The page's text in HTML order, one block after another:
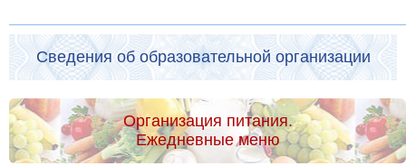
Сведения об образовательной организации
Организация питания.
Ежедневные меню